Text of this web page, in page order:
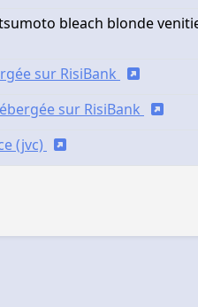
bleach blonde
sur RisiBank
sur RisiBank
(jvc)